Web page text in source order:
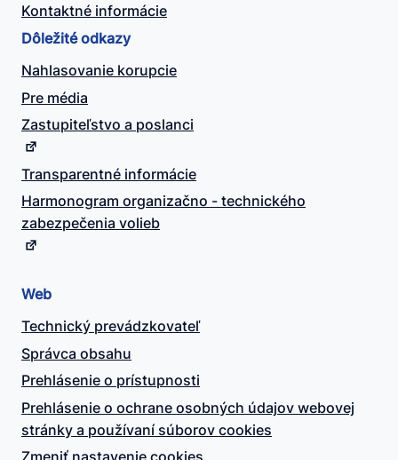
Kontaktné informácie
Dôležité odkazy
Nahlasovanie korupcie
Pre média
Zastupiteľstvo a poslanci
Transparentné informácie
Harmonogram organizačno - technického
zabezpečenia volieb
Web
Technický prevádzkovateľ
Správca obsahu
Prehlásenie o prístupnosti
Prehlásenie o ochrane osobných údajov webovej
stránky a používaní súborov cookies